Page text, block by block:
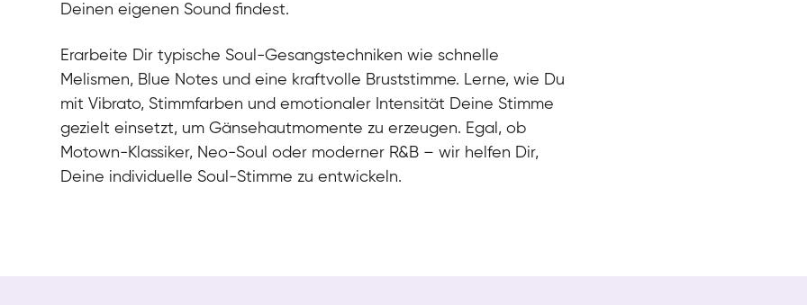
Deinen eigenen Sound findest.
Erarbeite Dir typische Soul-Gesangstechniken wie schnelle
Melismen, Blue Notes und eine kraftvolle Bruststimme. Lerne, wie Du
mit Vibrato, Stimmfarben und emotionaler Intensität Deine Stimme
gezielt einsetzt, um Gänsehautmomente zu erzeugen. Egal, ob
Motown-Klassiker, Neo-Soul oder moderner R&B – wir helfen Dir,
Deine individuelle Soul-Stimme zu entwickeln.